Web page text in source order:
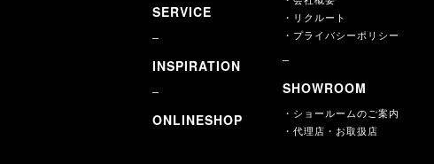
SERVICE
INSPIRATION
ONLINESHOP
・リクルート
・プライバシーポリシー
SHOWROOM
・ショールームのご案内
・代理店・お取扱店